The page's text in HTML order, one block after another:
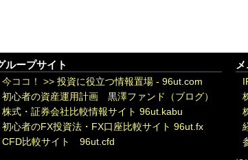
ループサイト
今ココ！ >> 投資に役立つ情報置場 - 96ut.com
初心者の資産運用計画 黒澤ファンド（ブログ）
株式・証券会社比較情報サイト 96ut.kabu
初心者のFX投資法・FX口座比較サイト 96ut.fx
CFD比較サイト 96ut.cfd